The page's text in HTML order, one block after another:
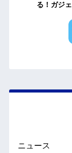
る！ガジ
ニュース